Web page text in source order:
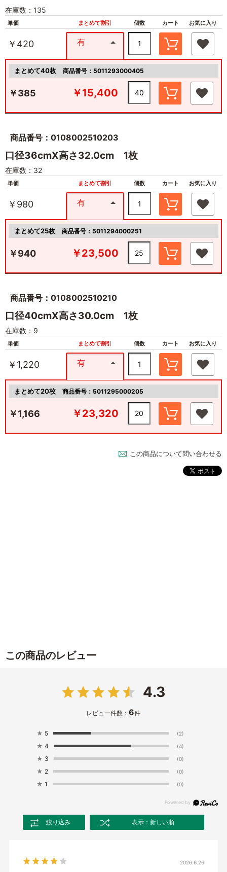
在庫数：135
単価 まとめて割引 個数 カート お気に入り
￥420 有
まとめて40枚 商品番号：5011293000405
￥385 ￥15,400
商品番号：0108002510203
口径36cmX高さ32.0cm 1枚
在庫数：32
単価 まとめて割引 個数 カート お気に入り
￥980 有
まとめて25枚 商品番号：5011294000251
￥940 ￥23,500
商品番号：0108002510210
口径40cmX高さ30.0cm 1枚
在庫数：9
単価 まとめて割引 個数 カート お気に入り
￥1,220 有
まとめて20枚 商品番号：5011295000205
￥1,166 ￥23,320
この商品について問い合わせる
この商品のレビュー
4.3
レビュー件数：6件
★ 5 (2)
★ 4 (4)
★ 3 (0)
★ 2 (0)
★ 1 (0)
絞り込み 表示：新しい順
2026.6.26